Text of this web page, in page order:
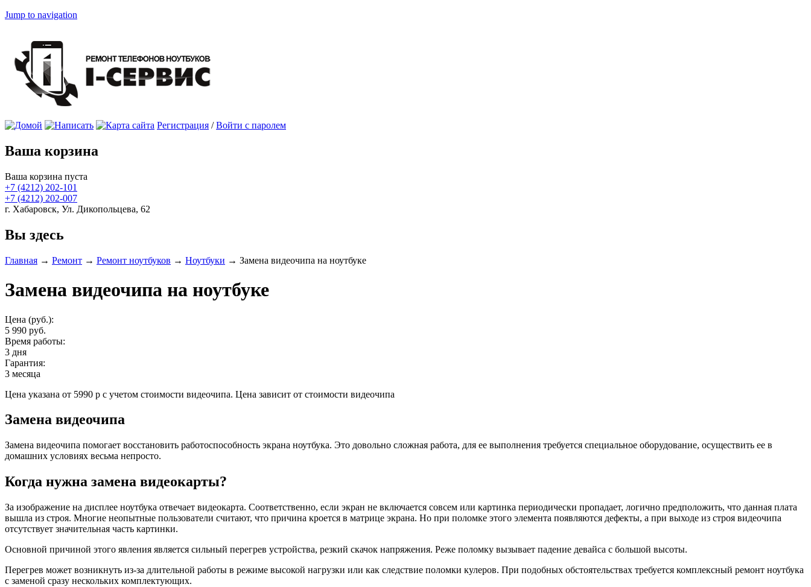
Jump to navigation
Регистрация /Войти с паролем
Ваша корзина
Ваша корзина пуста
+7 (4212) 202-101
+7 (4212) 202-007
г. Хабаровск, Ул. Дикопольцева, 62
Вы здесь
Главная → Ремонт → Ремонт ноутбуков → Ноутбуки → Замена видеочипа на ноутбуке
Замена видеочипа на ноутбуке
Цена (руб.):
5 990 руб.
Время работы:
3 дня
Гарантия:
3 месяца
Цена указана от 5990 р с учетом стоимости видеочипа. Цена зависит от стоимости видеочипа
Замена видеочипа
Замена видеочипа помогает восстановить работоспособность экрана ноутбука. Это довольно сложная работа, для ее выполнения требуется специальное оборудование, осуществить ее в
домашних условиях весьма непросто.
Когда нужна замена видеокарты?
За изображение на дисплее ноутбука отвечает видеокарта. Соответственно, если экран не включается совсем или картинка периодически пропадает, логично предположить, что данная плата
вышла из строя. Многие неопытные пользователи считают, что причина кроется в матрице экрана. Но при поломке этого элемента появляются дефекты, а при выходе из строя видеочипа
отсутствует значительная часть картинки.
Основной причиной этого явления является сильный перегрев устройства, резкий скачок напряжения. Реже поломку вызывает падение девайса с большой высоты.
Перегрев может возникнуть из-за длительной работы в режиме высокой нагрузки или как следствие поломки кулеров. При подобных обстоятельствах требуется комплексный ремонт ноутбука
с заменой сразу нескольких комплектующих.